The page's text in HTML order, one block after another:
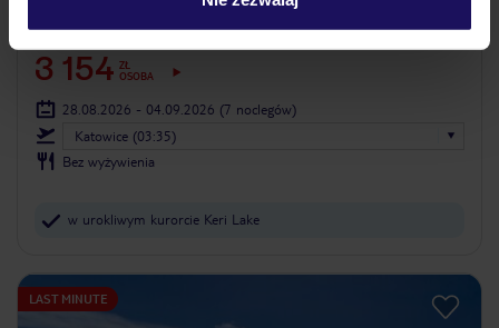
Kyprianos Studios & Apartments
GRECJA ZAKYNTHOS LIMNI KERIOU
3 154 ZŁ
OSOBA
28.08.2026 - 04.09.2026 (7 noclegów)
Katowice (03:35)
Bez wyżywienia
w urokliwym kurorcie Keri Lake
LAST MINUTE